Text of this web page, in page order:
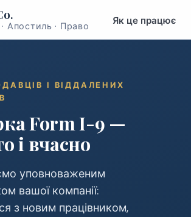
Апостиль · Право Як це працює
І ВІДДАЛЕНИХ
Form I-9 —
і вчасно
уповноваженим
вашої компанії:
з новим працівником,